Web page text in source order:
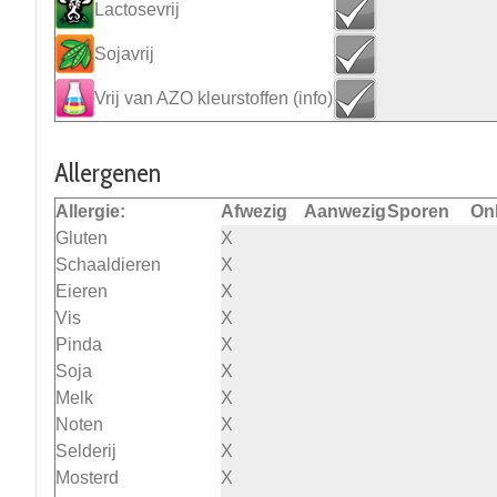
Lactosevrij
Sojavrij
Vrij van AZO kleurstoffen (info)
Allergenen
Allergie: Afwezig AanwezigSporen
Gluten
X
Schaaldieren
X
Eieren
X
Vis
X
Pinda
X
Soja
X
Melk
X
Noten
X
Selderij
X
Mosterd
X